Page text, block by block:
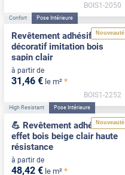
BOIS1-2050
Nouveauté
Confort Pose Intérieure
Revêtement adhésif
décoratif imitation bois
sapin clair
à partir de
31 ,46 € le m² *
BOIS1-2252
Nouveauté
High Resistant Pose Intérieure
💪 Revêtement adhésif
effet bois beige clair haute
résistance
à partir de
48,42 € le m² *